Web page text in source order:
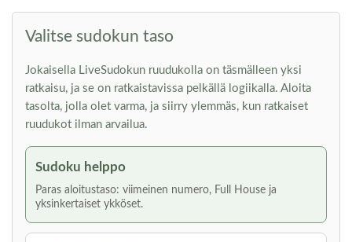
Valitse sudokun taso
Jokaisella LiveSudokun ruudukolla on täsmälleen yksi
ratkaisu, ja se on ratkaistavissa pelkällä logiikalla. Aloita
tasolta, jolla olet varma, ja siirry ylemmäs, kun ratkaiset
ruudukot ilman arvailua.
Sudoku helppo
Paras aloitustaso: viimeinen numero, Full House ja
yksinkertaiset ykköset.